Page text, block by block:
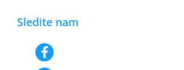
Sledite nam